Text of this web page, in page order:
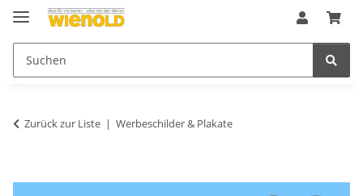
Zurück zur Liste Werbeschilder & Plakate